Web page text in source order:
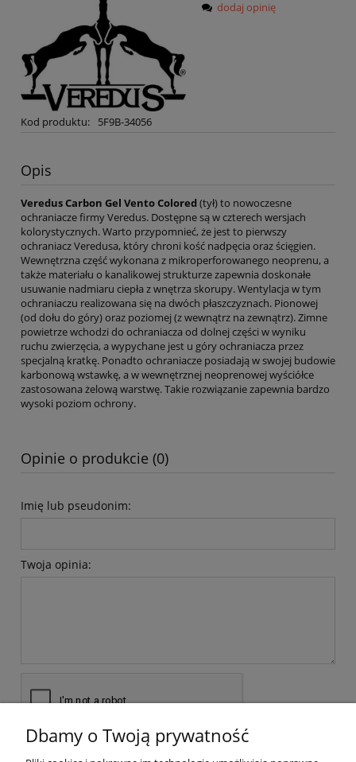
Kod produktu: 5F9B-34056
dodaj opinię
Opis
Veredus Carbon Gel Vento Colored(tył) to nowoczesne
ochraniacze firmy Veredus. Dostępne są w czterech wersjach
kolorystycznych. Warto przypomnieć, że jest to pierwszy
ochraniacz Veredusa, który chroni kość nadpęcia oraz ścięgien.
Wewnętrzna część wykonana z mikroperforowanego neoprenu, a
także materiału o kanalikowej strukturze zapewnia doskonałe
usuwanie nadmiaru ciepła z wnętrza skorupy. Wentylacja w tym
ochraniaczu realizowana się na dwóch płaszczyznach. Pionowej
(od dołu do góry) oraz poziomej (z wewnątrz na zewnątrz). Zimne
powietrze wchodzi do ochraniacza od dolnej części w wyniku
ruchu zwierzęcia, a wypychane jest u góry ochraniacza przez
specjalną kratkę. Ponadto ochraniacze posiadają w swojej budowie
karbonową wstawkę, a w wewnętrznej neoprenowej wyściółce
zastosowana żelową warstwę. Takie rozwiązanie zapewnia bardzo
wysoki poziom ochrony.
Opinie o produkcie (0)
Imię lub pseudonim:
Twoja opinia:
Dbamy o Twoją prywatność